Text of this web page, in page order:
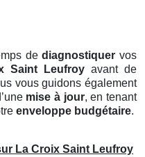
dediagnostiquer vos
Saint Leufroy avant de
vous guidons également
mise à jour, en tenant
enveloppe budgétaire.
La Croix Saint Leufroy